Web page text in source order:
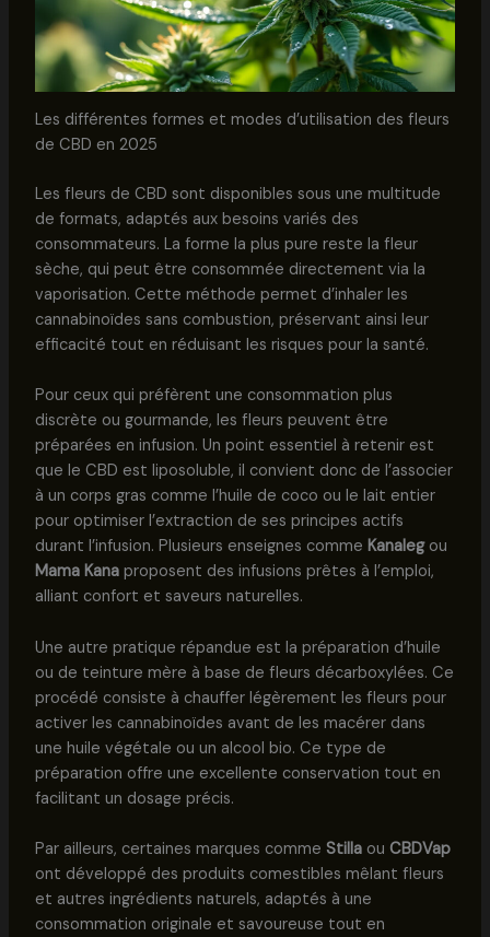
Les différentes formes et modes d’utilisation des fleurs
de CBD en 2025
Les fleurs de CBD sont disponibles sous une multitude
de formats, adaptés aux besoins variés des
consommateurs. La forme la plus pure reste la fleur
sèche, qui peut être consommée directement via la
vaporisation. Cette méthode permet d’inhaler les
cannabinoïdes sans combustion, préservant ainsi leur
efficacité tout en réduisant les risques pour la santé.
Pour ceux qui préfèrent une consommation plus
discrète ou gourmande, les fleurs peuvent être
préparées en infusion. Un point essentiel à retenir est
que le CBD est liposoluble, il convient donc de l’associer
à un corps gras comme l’huile de coco ou le lait entier
pour optimiser l’extraction de ses principes actifs
durant l’infusion. Plusieurs enseignes comme Kanalegou
Mama Kanaproposent des infusions prêtes à l’emploi,
alliant confort et saveurs naturelles.
Une autre pratique répandue est la préparation d’huile
ou de teinture mère à base de fleurs décarboxylées. Ce
procédé consiste à chauffer légèrement les fleurs pour
activer les cannabinoïdes avant de les macérer dans
une huile végétale ou un alcool bio. Ce type de
préparation offre une excellente conservation tout en
facilitant un dosage précis.
Par ailleurs, certaines marques comme Stillaou CBDVap
ont développé des produits comestibles mêlant fleurs
et autres ingrédients naturels, adaptés à une
consommation originale et savoureuse tout en